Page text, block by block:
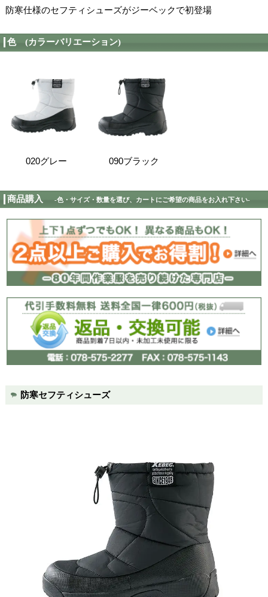
カタログ
←左側のカタログ画
カーのカタログが見
製造者
株式会社ジーベック
在庫情報
当サイトに掲載され
る限り最新の情報を
ますが、更新のタイ
ご了承ください。
秋冬カタログ